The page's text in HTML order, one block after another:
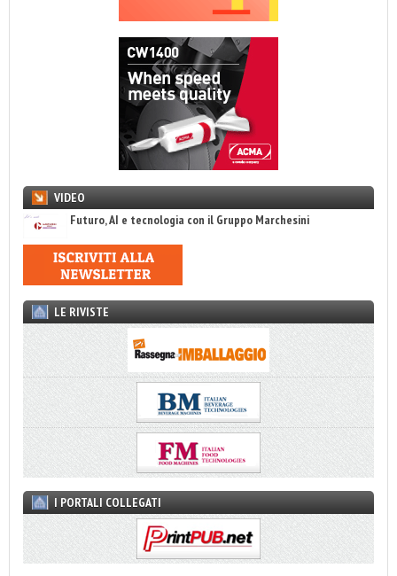
VIDEO
Futuro, AI e tecnologia con il Gruppo Marchesini
LE RIVISTE
I PORTALI COLLEGATI